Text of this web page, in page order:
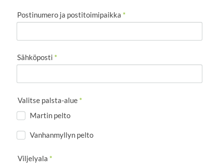
Postinumero ja postitoimipaikka *
Sähköposti *
Valitse palsta-alue*
Martin pelto
Vanhanmyllyn pelto
Viljelyala *